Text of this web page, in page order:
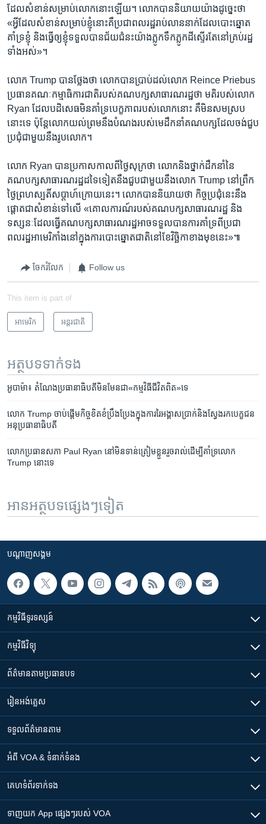
ដែល​សំខាន់​សម្រាប់​លោក​នោះ​ឡើយ។ លោក​បាន​និយាយ​យ៉ាង​ដូច្នេះ​ថា
«អ្វីដែល​សំខាន់​សម្រាប់​ខ្ញុំ​នោះ​គឺ​ប្រជាពលរដ្ឋ​រាប់​លាន​នាក់​ដែល​បោះឆ្នោត​
គាំទ្រ​ខ្ញុំ និង​ធ្វើ​ឲ្យ​ខ្ញុំ​ទទួល​បាន​ជ័យជំនះ​យ៉ាង​ភ្លូកទឹកភ្លូកដី​ស្ទើរ​តែ​នៅ​គ្រប់​រដ្ឋ​
ទាំងអស់»។​
លោក Trump បាន​ថ្លែង​ថា លោក​បាន​ប្រាប់​ដល់​លោក Reince Priebus
ប្រធាន​គណៈកម្មាធិការ​ជាតិ​របស់​គណបក្ស​សាធារណរដ្ឋ​ថា មតិ​របស់​លោក
Ryan ដែល​បដិសេធ​មិន​គាំទ្រ​បេក្ខភាព​របស់​លោក​នោះ គឺ​មិន​សមស្រប​
នោះ​ទេ ប៉ុន្តែ​លោក​យល់ព្រម​នឹង​បំណង​របស់​មេដឹកនាំ​គណបក្ស​ដែល​ចង់​ជួប​
ប្រជុំ​ជាមួយ​នឹង​រូប​លោក។ ​
លោក Ryan បាន​ប្រកាស​កាល​ពី​ថ្ងៃ​សុក្រ​ថា លោក​និងថ្នាក់​ដឹកនាំ​នៃ​
គណបក្ស​សាធារណរដ្ឋ​ដទៃទៀត​នឹង​ជួប​ជាមួយ​នឹង​លោក Trump នៅ​ព្រឹក​
ថ្ងៃ​ព្រហស្បតិ៍​សប្តាហ៍​ក្រោយនេះ។ លោក​បាន​និយាយ​ថា កិច្ចប្រជុំ​នេះ​នឹង​
ផ្តោត​ជា​សំខាន់​ទៅ​លើ​ «គោលការណ៍​របស់​គណបក្ស​សាធារណរដ្ឋ និង​
ទស្សនៈ​ដែលធ្វើ​គណបក្ស​សាធារណរដ្ឋ​អាច​ទទួល​បាន​ការគាំទ្រ​ពី​ប្រជា
ពលរដ្ឋ​អាមេរិកាំង​នៅ​ក្នុង​ការបោះឆ្នោត​ជាតិ​នៅ​ខែ​វិច្ឆិកា​ខាង​មុខ​នេះ»៕
ចែករំលែក Follow us
This item is part of
អាមេរិក​ អន្តរជាតិ
អត្ថបទ​ទាក់ទង
អូបាម៉ា៖ តំណែង​ប្រធានាធិបតី​មិន​មែន​ជា​«កម្មវិធី​ជីវិត​ពិត»​ទេ
លោក Trump ចាប់​ផ្តើម​កិច្ចខិតខំ​ប្រឹងប្រែង​ក្នុង​ការ​រៃអង្គាស​ប្រាក់​និង​ស្វែងរក​បេក្ខជន​
អនុ​ប្រធានាធិបតី
លោក​ប្រធាន​សភា Paul Ryan នៅ​មិន​ទាន់​ត្រៀម​ខ្លួន​រួច​រាល់​ដើម្បី​គាំទ្រ​លោក
Trump ​នោះ​ទេ
អានអត្ថបទផ្សេងៗទៀត
បណ្តាញ​សង្គម
កម្មវិធី​ទូរទស្សន៍
កម្មវិធី​វិទ្យុ
ព័ត៌មាន​តាមប្រធានបទ​
រៀន​​អង់គ្លេស
ទទួល​ព័ត៌មាន​តាម
អំពី​ VOA & ទំនាក់ទំនង
គេហទំព័រ​​ទាក់ទង
ទាញយក​ App ផ្សេងៗ​របស់​ VOA